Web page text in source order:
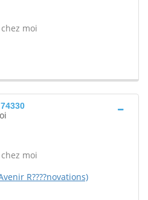
moi
moi
R????novations)